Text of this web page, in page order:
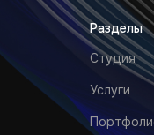
Разделы
Студия
Услуги